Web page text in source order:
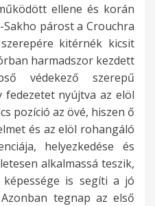
ellene és korán
párost a Crouchra
kitérnék kicsit
harmadszor kezdett
védekező szerepű
fedezetet nyújtva az elöl
pozíció az övé, hiszen ő
és az elöl rohangáló
helyezkedése és
alkalmassá teszik,
is segíti a jó
tegnap az első